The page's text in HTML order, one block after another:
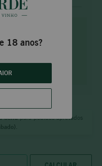
18 anos?
benefíciosexclusivos
saiba mais
Serrapara pedidos aprovados